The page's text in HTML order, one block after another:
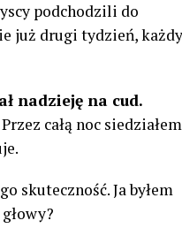
podchodzili do
już drugi tydzień, każdy
nadzieję na cud.
całą noc siedziałem
skuteczność. Ja byłem